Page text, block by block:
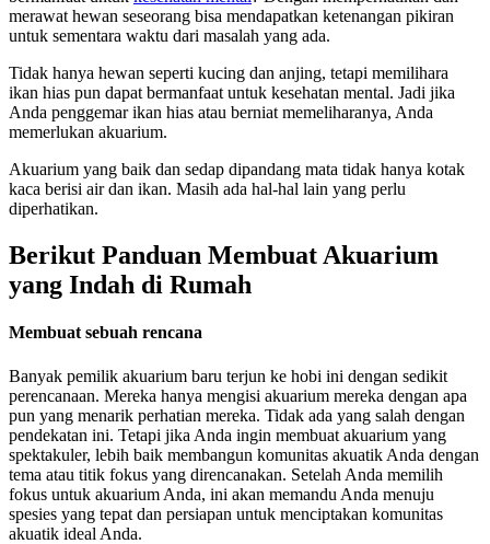
merawat hewan seseorang bisa mendapatkan ketenangan pikiran
untuk sementara waktu dari masalah yang ada.
Tidak hanya hewan seperti kucing dan anjing, tetapi memilihara
ikan hias pun dapat bermanfaat untuk kesehatan mental. Jadi jika
Anda penggemar ikan hias atau berniat memeliharanya, Anda
memerlukan akuarium.
Akuarium yang baik dan sedap dipandang mata tidak hanya kotak
kaca berisi air dan ikan. Masih ada hal-hal lain yang perlu
diperhatikan.
Berikut Panduan Membuat Akuarium
yang Indah di Rumah
Membuat sebuah rencana
Banyak pemilik akuarium baru terjun ke hobi ini dengan sedikit
perencanaan. Mereka hanya mengisi akuarium mereka dengan apa
pun yang menarik perhatian mereka. Tidak ada yang salah dengan
pendekatan ini. Tetapi jika Anda ingin membuat akuarium yang
spektakuler, lebih baik membangun komunitas akuatik Anda dengan
tema atau titik fokus yang direncanakan. Setelah Anda memilih
fokus untuk akuarium Anda, ini akan memandu Anda menuju
spesies yang tepat dan persiapan untuk menciptakan komunitas
akuatik ideal Anda.